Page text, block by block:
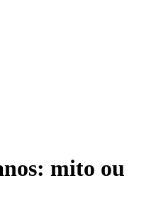
mito ou